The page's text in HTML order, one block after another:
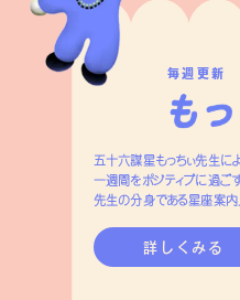
毎週更新
五十六謀星もっちぃ先生に
一週間をポジティブに過ご
先生の分身である星座案内
詳しくみる